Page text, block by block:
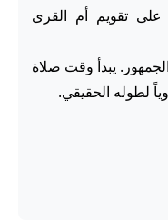
على تقويم أم القرى
يبدأ وقت صلاة
لطوله الحقيقي.